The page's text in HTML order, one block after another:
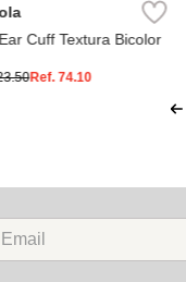
Cuff Textura Bicolor
Ref.74.10